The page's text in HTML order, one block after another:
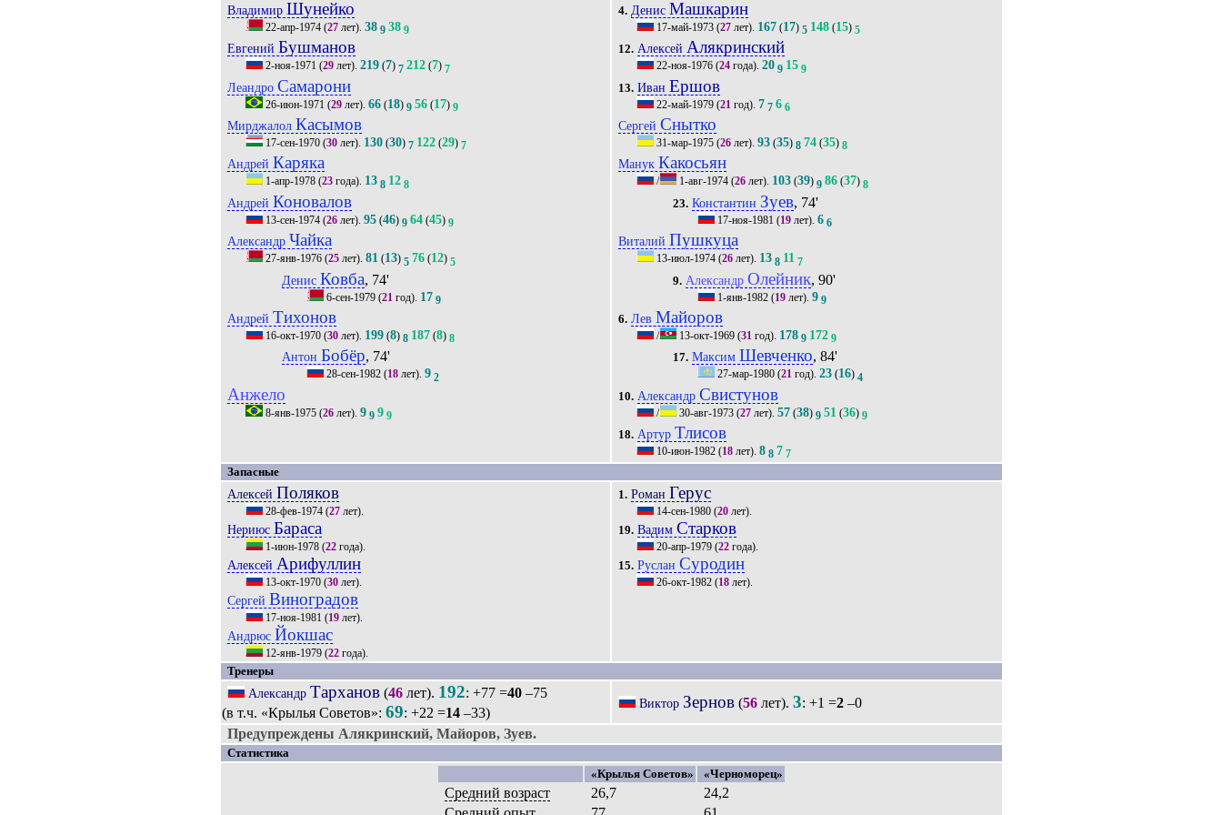
Владимир Шунейко
22-апр-1974 (27 лет).38 9 38 9
Евгений Бушманов
2-ноя-1971 (29 лет).219 (7) 7 212 (7) 7
ЛеандроСамарони
26-июн-1971 (29 лет).66 (18) 9 56 (17) 9
Мирджалол Касымов
17-сен-1970 (30 лет). 130 (30) 7 122 (29) 7
АндрейКаряка
1-апр-1978 (23 года). 13 8 12 8
Андрей Коновалов
13-сен-1974 (26 лет).95 (46) 9 64 (45) 9
Александр Чайка
27-янв-1976 (25 лет).81 (13) 5 76 (12) 5
Денис Ковба, 74'
6-сен-1979(21 год). 17 9
АндрейТихонов
16-окт-1970 (30 лет). 199 (8) 8 187 (8) 8
АнтонБобёр, 74'
28-сен-1982(18лет). 9 2
Анжело
8-янв-1975 (26 лет).9 9 9 9
4. Денис Машкарин
17-май-1973 (27 лет). 167 (17) 5 148 (15) 5
12. Алексей Алякринский
22-ноя-1976 (24 года).20 9 15 9
13. Иван Ершов
22-май-1979 (21 год).7 7 6 6
СергейСнытко
31-мар-1975 (26 лет).93 (35) 8 74 (35) 8
МанукКакосьян
/ 1-авг-1974 (26 лет). 103 (39) 9 86 (37) 8
23. Константин Зуев, 74'
17-ноя-1981 (19лет). 6 6
Виталий Пушкуца
13-июл-1974 (26 лет). 13 8 11 7
9. АлександрОлейник, 90'
1-янв-1982(19лет). 9 9
6. Лев Майоров
/ 13-окт-1969 (31 год). 178 9 172 9
17. МаксимШевченко, 84'
27-мар-1980(21год). 23(16) 4
10. АлександрСвистунов
/ 30-авг-1973 (27 лет).57 (38) 9 51 (36) 9
18. АртурТлисов
10-июн-1982 (18 лет).8 8 7 7
Запасные
Алексей Поляков
28-фев-1974 (27 лет).
Нериюс Бараса
1-июн-1978 (22 года).
Алексей Арифуллин
13-окт-1970 (30 лет).
Сергей Виноградов
17-ноя-1981 (19 лет).
Андрюс Йокшас
12-янв-1979 (22 года).
1. Роман Герус
14-сен-1980 (20 лет).
19. ВадимСтарков
20-апр-1979 (22 года).
15. РусланСуродин
26-окт-1982 (18 лет).
Тренеры
АлександрТарханов (46 лет). 192: +77 =40 –75
(в т.ч. «Крылья Советов»: 69: +22 =14–33)
Виктор Зернов (56 лет).3: +1 =2 –0
Предупреждены Алякринский, Майоров, Зуев.
Статистика
«Крылья Советов»
«Черноморец»
Средний возраст 26,7
24,2